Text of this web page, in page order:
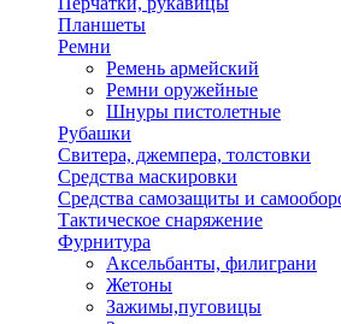
Планшеты
Ремни
Ремень армейский
Ремни оружейные
Шнуры пистолетные
Рубашки
Свитера, джемпера, толстовки
Средства маскировки
Средства самозащиты и
Тактическое снаряжение
Фурнитура
Аксельбанты, филиграни
Жетоны
Зажимы,пуговицы